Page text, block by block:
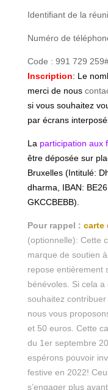
Identifiant de la
Numéro de
Code : ‪991 729
Inscription: Le
merci de nous
si vous souhaitez
par écrans
La participation aux
être déposée sur
Bruxelles (Intitulé:
dharma, IBAN:
GKCCBEBB).
Pour rappel : carte
(optionnelle): Cette
marque de soutien
repose entièrement
bénévoles. Si cela
souhaitez contribuer
nous vous
et 50 euros. Cette
du 1er septembre
espérons pouvoir
festive en 2022!
s’engager plus